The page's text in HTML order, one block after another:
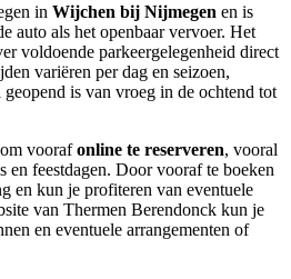
in Wijchen bij Nijmegen en is
auto als het openbaar vervoer. Het
voldoende parkeergelegenheid direct
variëren per dag en seizoen,
is van vroeg in de ochtend tot
voorafonline te reserveren, vooral
en feestdagen. Door vooraf te boeken
en kun je profiteren van eventuele
van Thermen Berendonck kun je
en eventuele arrangementen of